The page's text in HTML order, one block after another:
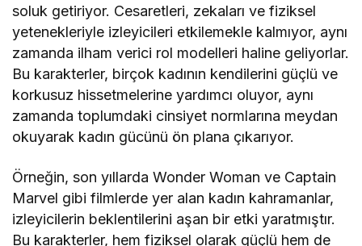
soluk getiriyor. Cesaretleri, zekaları ve fiziksel
yetenekleriyle izleyicileri etkilemekle kalmıyor, aynı
zamanda ilham verici rol modelleri haline geliyorlar.
Bu karakterler, birçok kadının kendilerini güçlü ve
korkusuz hissetmelerine yardımcı oluyor, aynı
zamanda toplumdaki cinsiyet normlarına meydan
okuyarak kadın gücünü ön plana çıkarıyor.
Örneğin, son yıllarda Wonder Woman ve Captain
Marvel gibi filmlerde yer alan kadın kahramanlar,
izleyicilerin beklentilerini aşan bir etki yaratmıştır.
Bu karakterler, hem fiziksel olarak güçlü hem de